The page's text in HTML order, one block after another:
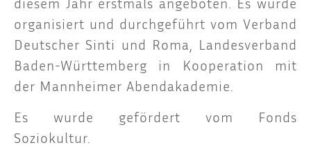
orga­ni­siert und durch­ge­führt vom Ver­band
Deut­scher Sin­ti und Roma, Lan­des­ver­band
Baden-Würt­tem­berg in Koope­ra­ti­on mit
der Mann­hei­mer Abendakademie.
Es wur­de geför­dert vom Fonds
Soziokultur.